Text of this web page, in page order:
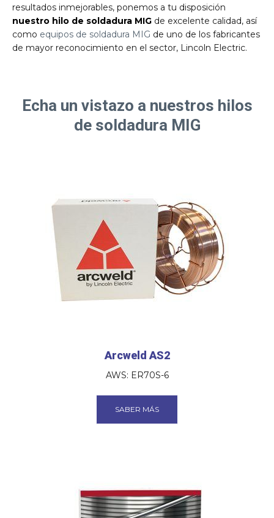
resultados inmejorables, ponemos a tu disposición
nuestro hilo de soldadura MIG de excelente calidad, así
como equipos de soldadura MIG de uno de los fabricantes
de mayor reconocimiento en el sector, Lincoln Electric.
Echa un vistazo a nuestros hilos
de soldadura MIG
Arcweld AS2
AWS: ER70S-6
SABER MÁS